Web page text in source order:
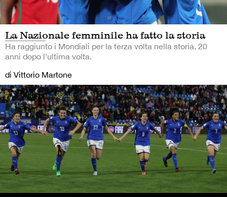
La Nazionale femminile ha fatto la storia
Ha raggiunto i Mondiali per la terza volta nella storia, 20
anni dopo l'ultima volta.
di Vittorio Martone